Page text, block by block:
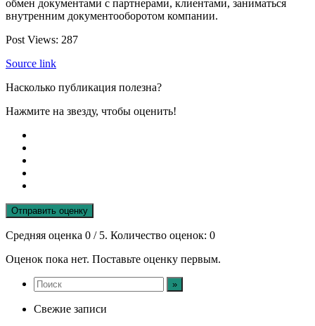
обмен документами с партнерами, клиентами, заниматься
внутренним документооборотом компании.
Post Views: 287
Source link
Насколько публикация полезна?
Нажмите на звезду, чтобы оценить!
Отправить оценку
Средняя оценка 0 / 5. Количество оценок: 0
Оценок пока нет. Поставьте оценку первым.
Свежие записи